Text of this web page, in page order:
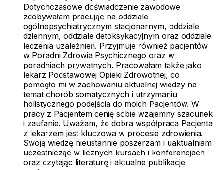
Dotychczasowe doświadczenie zawodowe
zdobywałam pracując na oddziale
ogólnopsychiatrycznym stacjonarnym, oddziale
dziennym, oddziale detoksykacyjnym oraz oddziale
leczenia uzależnień. Przyjmuje również pacjentów
w Poradni Zdrowia Psychicznego oraz w
poradniach prywatnych. Pracowałam także jako
lekarz Podstawowej Opieki Zdrowotnej, co
pomogło mi w zachowaniu aktualnej wiedzy na
temat chorób somatycznych i utrzymaniu
holistycznego podejścia do moich Pacjentów. W
pracy z Pacjentem cenię sobie wzajemny szacunek
i zaufanie. Uważam, że dobra współpraca Pacjenta
z lekarzem jest kluczowa w procesie zdrowienia.
Swoją wiedzę nieustannie poszerzam i uaktualniam
uczestnicząc w licznych kursach i konferencjach
oraz czytając literaturę i aktualne publikacje